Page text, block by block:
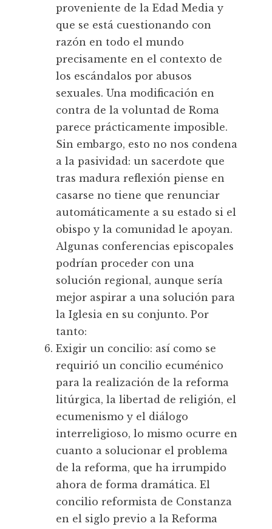
proveniente de la Edad Media y
que se está cuestionando con
razón en todo el mundo
precisamente en el contexto de
los escándalos por abusos
sexuales. Una modificación en
contra de la voluntad de Roma
parece prácticamente imposible.
Sin embargo, esto no nos condena
a la pasividad: un sacerdote que
tras madura reflexión piense en
casarse no tiene que renunciar
automáticamente a su estado si el
obispo y la comunidad le apoyan.
Algunas conferencias episcopales
podrían proceder con una
solución regional, aunque sería
mejor aspirar a una solución para
la Iglesia en su conjunto. Por
tanto:
Exigir un concilio: así como se
requirió un concilio ecuménico
para la realización de la reforma
litúrgica, la libertad de religión, el
ecumenismo y el diálogo
interreligioso, lo mismo ocurre en
cuanto a solucionar el problema
de la reforma, que ha irrumpido
ahora de forma dramática. El
concilio reformista de Constanza
en el siglo previo a la Reforma